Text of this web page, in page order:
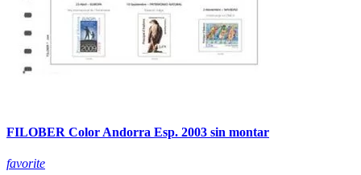
FILOBER Color Andorra Esp. 2003 sin montar
favorite